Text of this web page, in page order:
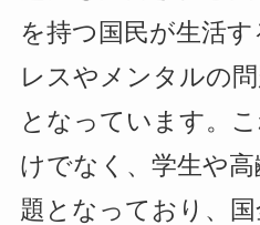
を持つ国民が生活
レスやメンタルの
となっています。
けでなく、学生や
題となっており、